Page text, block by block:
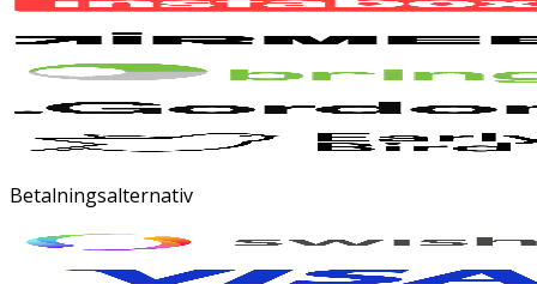
Betalningsalternativ